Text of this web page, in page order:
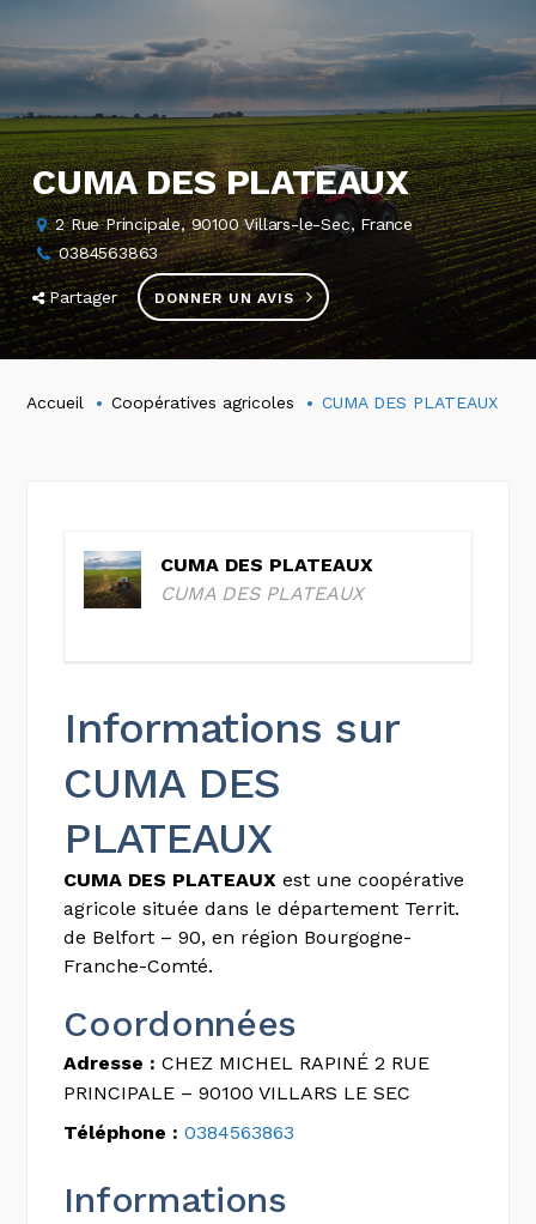
CUMA DES PLATEAUX
2 Rue Principale, 90100 Villars-le-Sec, France
0384563863
Partager DONNER UN AVIS
Accueil Coopératives agricoles CUMA DES PLATEAUX
CUMA DES PLATEAUX
CUMA DES PLATEAUX
Informations sur
CUMA DES
PLATEAUX
CUMA DES PLATEAUX est une coopérative
agricole située dans le département Territ.
de Belfort – 90, en région Bourgogne-
Franche-Comté.
Coordonnées
Adresse : CHEZ MICHEL RAPINÉ 2 RUE
PRINCIPALE – 90100 VILLARS LE SEC
Téléphone : 0384563863
Informations